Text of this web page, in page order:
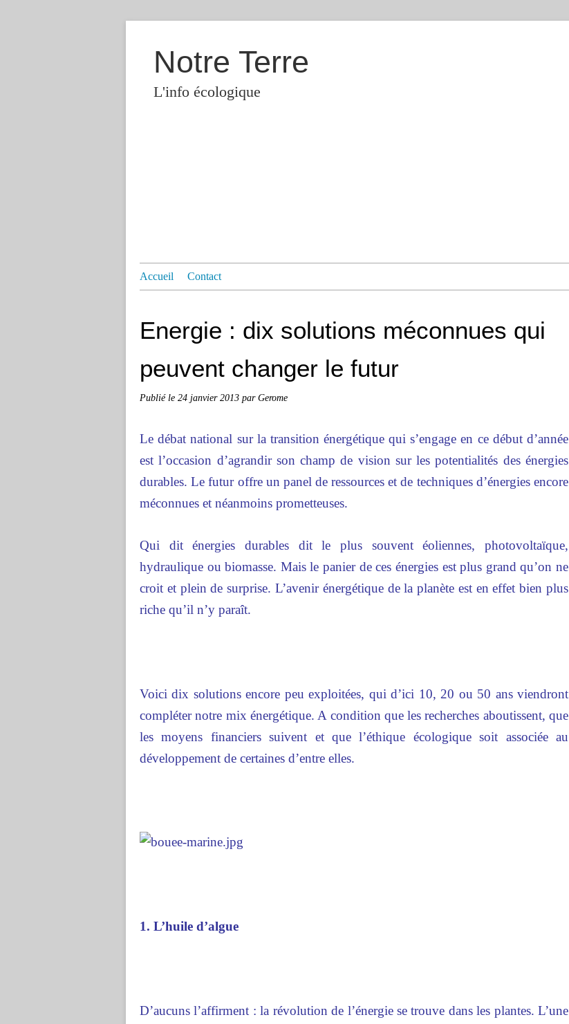
Notre Terre
L'info écologique
Accueil Contact
Energie : dix solutions méconnues qui
peuvent changer le futur
Publié le 24 janvier 2013 par Gerome
Le débat national sur la transition énergétique qui s’engage en ce début d’année
est l’occasion d’agrandir son champ de vision sur les potentialités des énergies
durables. Le futur offre un panel de ressources et de techniques d’énergies encore
méconnues et néanmoins prometteuses.
Qui dit énergies durables dit le plus souvent éoliennes, photovoltaïque,
hydraulique ou biomasse. Mais le panier de ces énergies est plus grand qu’on ne
croit et plein de surprise. L’avenir énergétique de la planète est en effet bien plus
riche qu’il n’y paraît.
Voici dix solutions encore peu exploitées, qui d’ici 10, 20 ou 50 ans viendront
compléter notre mix énergétique. A condition que les recherches aboutissent, que
les moyens financiers suivent et que l’éthique écologique soit associée au
développement de certaines d’entre elles.
1. L’huile d’algue
D’aucuns l’affirment : la révolution de l’énergie se trouve dans les plantes. L’une